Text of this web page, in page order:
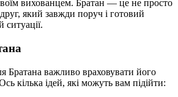
вихованцем. Братан — це не просто
який завжди поруч і готовий
ситуації.
Братана важливо враховувати його
кілька ідей, які можуть вам підійти: